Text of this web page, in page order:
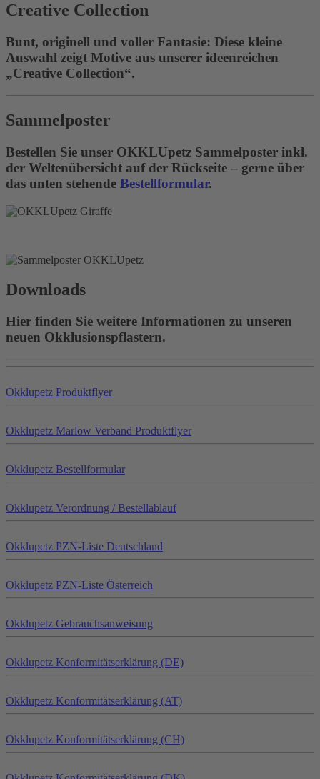
Creative Collection
Bunt, originell und voller Fantasie: Diese kleine
Auswahl zeigt Motive aus unserer ideenreichen
„Creative Collection“.
Sammelposter
Bestellen Sie unser OKKLUpetz Sammelposter inkl.
der Weltenübersicht auf der Rückseite – gerne über
das unten stehende Bestellformular.
Downloads
Hier finden Sie weitere Informationen zu unseren
neuen Okklusionspflastern.
Okklupetz Produktflyer
Okklupetz Marlow Verband Produktflyer
Okklupetz Bestellformular
Okklupetz Verordnung / Bestellablauf
Okklupetz PZN-Liste Deutschland
Okklupetz PZN-Liste Österreich
Okklupetz Gebrauchsanweisung
Okklupetz Konformitätserklärung (DE)
Okklupetz Konformitätserklärung (AT)
Okklupetz Konformitätserklärung (CH)